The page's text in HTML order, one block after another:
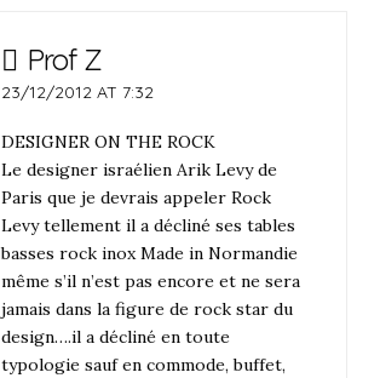
Prof Z
23/12/2012 AT 7:32
DESIGNER ON THE ROCK
Le designer israélien Arik Levy de
Paris que je devrais appeler Rock
Levy tellement il a décliné ses tables
basses rock inox Made in Normandie
même s’il n’est pas encore et ne sera
jamais dans la figure de rock star du
design….il a décliné en toute
typologie sauf en commode, buffet,